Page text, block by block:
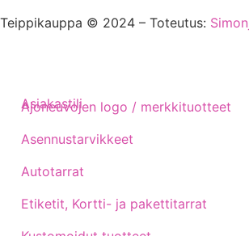
Teippikauppa © 2024 – Toteutus:
Ajoneuvojen logo / merkkituotteet
Asennustarvikkeet
Autotarrat
Etiketit, Kortti- ja pakettitarrat
Asiakastili